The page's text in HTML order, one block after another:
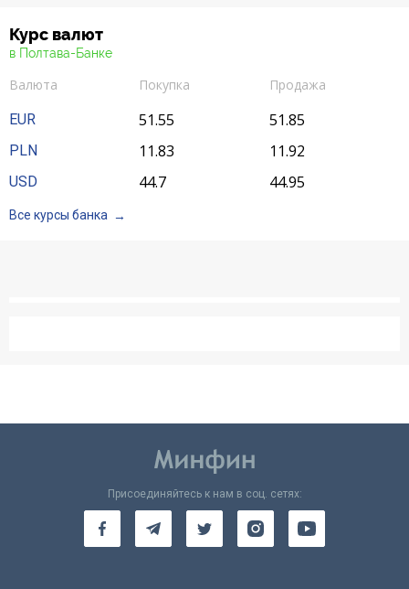
Счета для бизнеса
Курс валют
в Полтава-Банке
Валюта Покупка
Продажа
EUR
51.55 51.85
PLN 11.83 11.92
USD 44.7 44.95
Все курсы банка
Присоединяйтесь к нам в соц. сетях: